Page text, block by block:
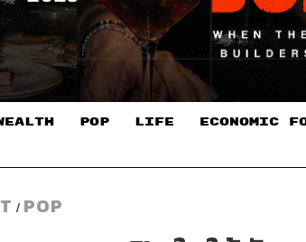
POP LIFE ECONOMIC
/ POP